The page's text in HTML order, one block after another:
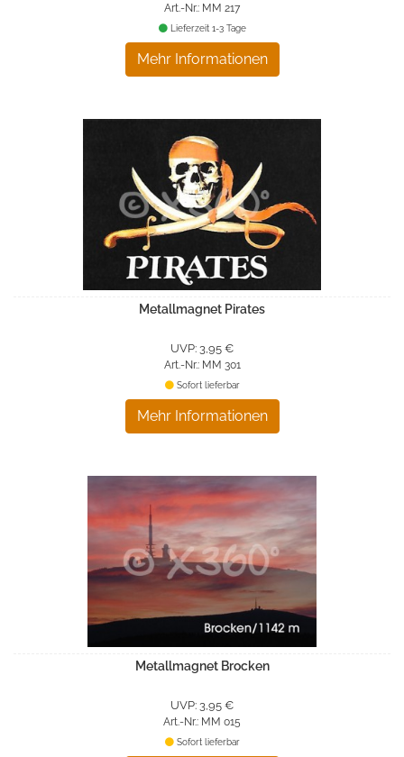
Art.-Nr.: MM 217
Mehr Informationen
Lieferzeit 1-3 Tage
Metallmagnet Pirates
UVP: 3,95 €
Art.-Nr.: MM 301
Mehr Informationen
Sofort lieferbar
Metallmagnet Brocken
UVP: 3,95 €
Art.-Nr.: MM 015
Sofort lieferbar